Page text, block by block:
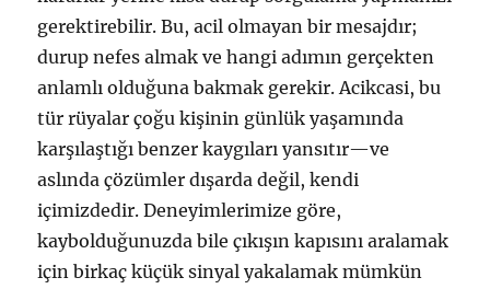
gerektirebilir. Bu, acil olmayan bir mesajdır;
durup nefes almak ve hangi adımın gerçekten
anlamlı olduğuna bakmak gerekir. Acikcasi, bu
tür rüyalar çoğu kişinin günlük yaşamında
karşılaştığı benzer kaygıları yansıtır—ve
aslında çözümler dışarda değil, kendi
içimizdedir. Deneyimlerimize göre,
kaybolduğunuzda bile çıkışın kapısını aralamak
için birkaç küçük sinyal yakalamak mümkün